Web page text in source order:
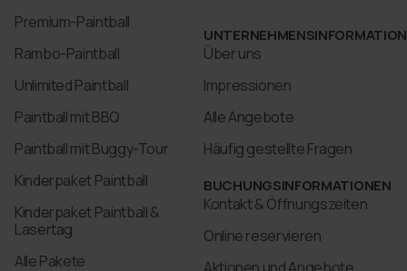
Premium-Paintball
Rambo-Paintball
Unlimited Paintball
Paintball mit BBQ
Paintball mit Buggy-Tour
Kinderpaket Paintball
Kinderpaket Paintball &
Lasertag
Alle Pakete
Über uns
Impressionen
Alle Angebote
Häufig gestellte Fragen
BUCHUNGSINFORMATIONEN
Kontakt & Öffnungszeiten
Online reservieren